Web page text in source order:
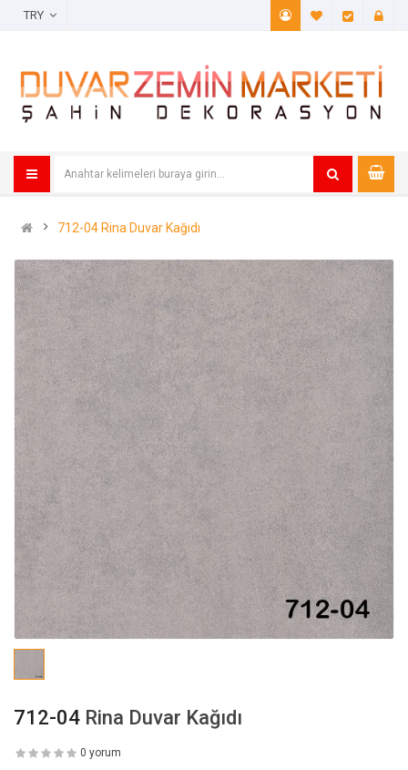
A. Listem
712-04 Rina Duvar Kağıdı
712-04 Rina Duvar Kağıdı
0 yorum